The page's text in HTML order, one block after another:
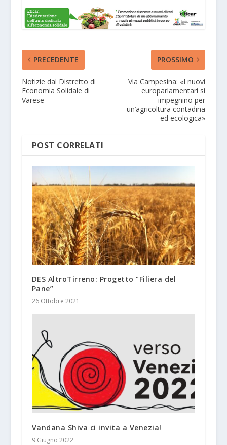
PRECEDENTE
Notizie dal Distretto di
Economia Solidale di
Varese
PROSSIMO
Via Campesina: «I nuovi
europarlamentari si
impegnino per
un’agricoltura contadina
ed ecologica»
POST CORRELATI
DES AltroTirreno: Progetto “Filiera del
Pane”
26 Ottobre 2021
Vandana Shiva ci invita a Venezia!
9 Giugno 2022